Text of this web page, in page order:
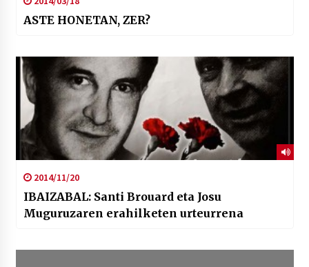
ASTE HONETAN, ZER?
2014/11/20
IBAIZABAL: Santi Brouard eta Josu
Muguruzaren erahilketen urteurrena